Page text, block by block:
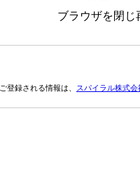
ブラウザを閉じ
ご登録される情報は、 スパイラル株式会